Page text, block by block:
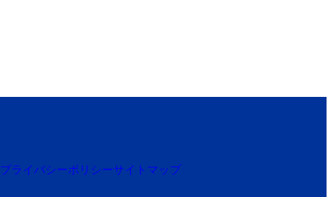
プライバシーポリシーサイトマップ